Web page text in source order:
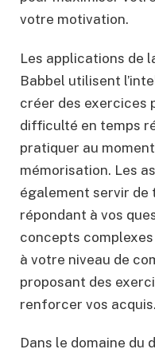
votre motivation.
Les applications de
Babbel utilisent
créer des exercices
difficulté en temps
pratiquer au
mémorisation. Les
également servir de
répondant à vos
concepts
à votre niveau de
proposant des
renforcer vos acquis.
Dans le domaine du